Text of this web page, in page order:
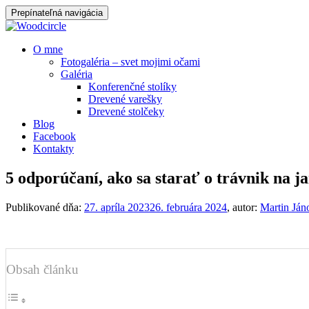
Prepínateľná navigácia
Prejsť
O mne
Fotogaléria – svet mojimi očami
Galéria
Konferenčné stolíky
Drevené varešky
Drevené stolčeky
Blog
Facebook
Kontakty
5 odporúčaní, ako sa starať o trávnik na
Publikované dňa: 27. apríla 202326. februára 2024, autor: Martin
Obsah článku